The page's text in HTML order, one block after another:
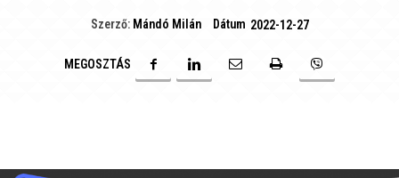
Szerző: Mándó Milán Dátum 2022-12-27
MEGOSZTÁS